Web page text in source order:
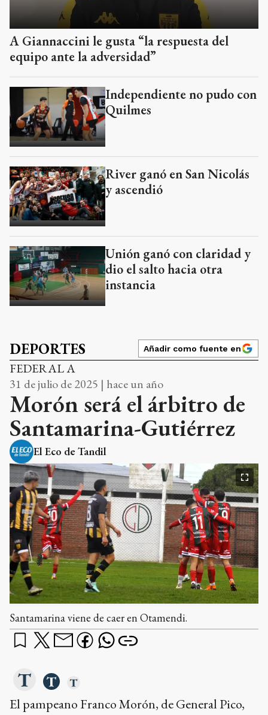
A Giannaccini le gusta “la respuesta del
equipo ante la adversidad”
Independiente no pudo con
Quilmes
River ganó en San Nicolás
y ascendió
Unión ganó con claridad y
dio el salto hacia otra
instancia
DEPORTES Añadir como fuente en
FEDERAL A
31 de julio de 2025 | hace un año
Morón será el árbitro de
Santamarina-Gutiérrez
El Eco de Tandil
Santamarina viene de caer en Otamendi.
El pampeano Franco Morón, de General Pico,